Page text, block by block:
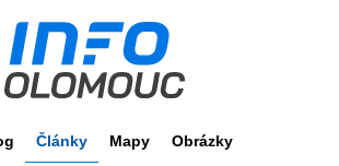
Články Mapy Obrázky